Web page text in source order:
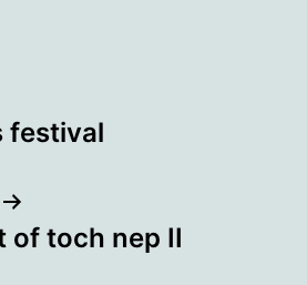
festival
of toch nep II